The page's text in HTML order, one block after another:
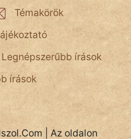
Témakörök
Legnépszerűbb írások
írások
| Az oldalon